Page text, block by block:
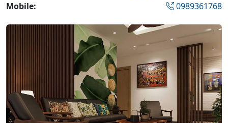
Mobile:
0989361768